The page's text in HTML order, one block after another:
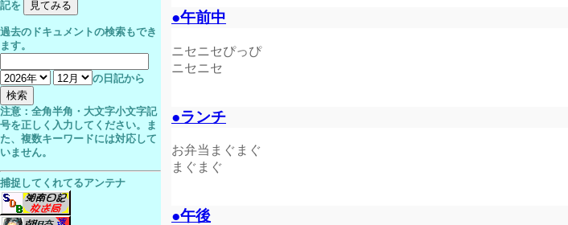
●午前中
ニセニセぴっぴ
ニセニセ
●ランチ
お弁当まぐまぐ
まぐまぐ
●午後
記を
過去のドキュメントの検索もでき
ます。
の日記から
注意：全角半角・大文字小文字記
号を正しく入力してください。ま
た、複数キーワードには対応して
いません。
捕捉してくれてるアンテナ